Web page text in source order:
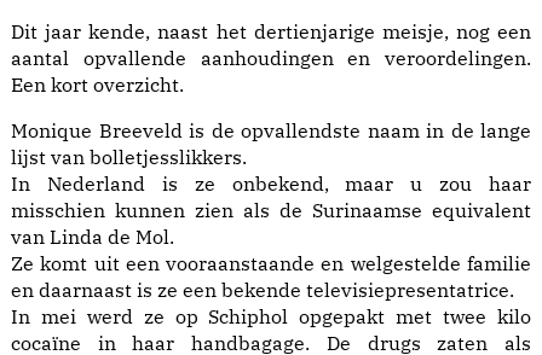
Dit jaar kende, naast het dertienjarige meisje, nog een
aantal opvallende aanhoudingen en veroordelingen.
Een kort overzicht.
Monique Breeveld is de opvallendste naam in de lange
lijst van bolletjesslikkers.
In Nederland is ze onbekend, maar u zou haar
misschien kunnen zien als de Surinaamse equivalent
van Linda de Mol.
Ze komt uit een vooraanstaande en welgestelde familie
en daarnaast is ze een bekende televisiepresentatrice.
In mei werd ze op Schiphol opgepakt met twee kilo
cocaïne in haar handbagage. De drugs zaten als